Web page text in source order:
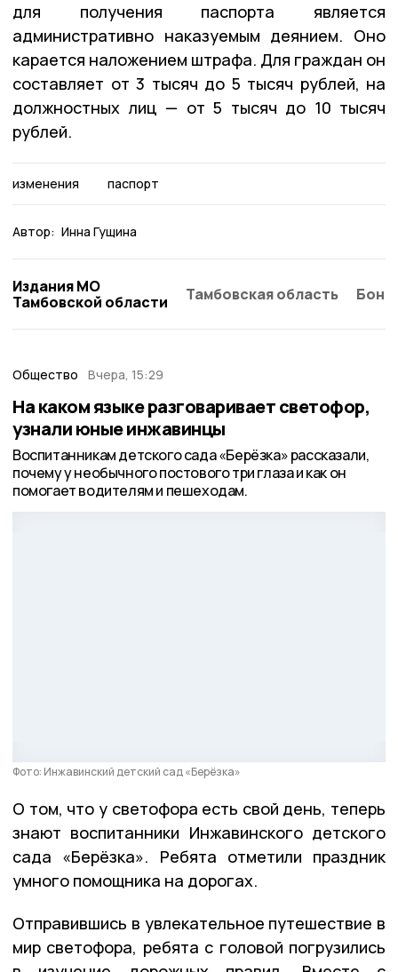
для получения паспорта является
административно наказуемым деянием. Оно
карается наложением штрафа. Для граждан он
составляет от 3 тысяч до 5 тысяч рублей, на
должностных лиц — от 5 тысяч до 10 тысяч
рублей.
изменения паспорт
Автор: Инна Гущина
Издания МО
Тамбовской области
Тамбовская область
Общество Вчера, 15:29
На каком языке разговаривает светофор,
узнали юные инжавинцы
Воспитанникам детского сада «Берёзка» рассказали,
почему у необычного постового три глаза и как он
помогает водителям и пешеходам.
Фото: Инжавинский детский сад «Берёзка»
О том, что у светофора есть свой день, теперь
знают воспитанники Инжавинского детского
сада «Берёзка». Ребята отметили праздник
умного помощника на дорогах.
Отправившись в увлекательное путешествие в
мир светофора, ребята с головой погрузились